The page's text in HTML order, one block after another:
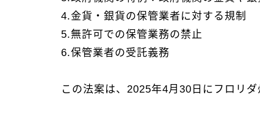
4.金貨・銀貨の保管業者に対する規制
5.無許可での保管業務の禁止
6.保管業者の受託義務
この法案は、2025年4月30日にフロリ